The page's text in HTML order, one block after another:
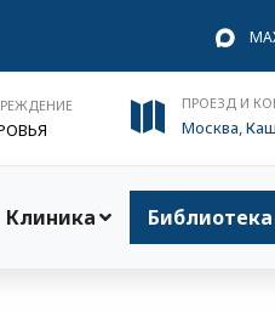
ПРОЕЗД И
Москва,
Клиника Библиотека